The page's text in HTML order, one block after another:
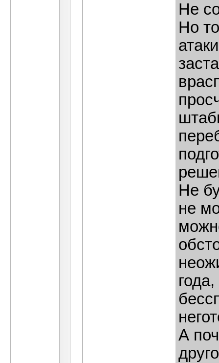
Не
Но
Не
не
А